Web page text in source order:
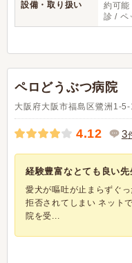
設備・取り扱い
約可能
診 / ペ
ペロどうぶつ病院
大阪府大阪市福島区鷺洲1-
4.12 3
経験豊富なとても良い
愛犬が嘔吐が止まらずぐ
拒否されてしまい ネット
院を受...